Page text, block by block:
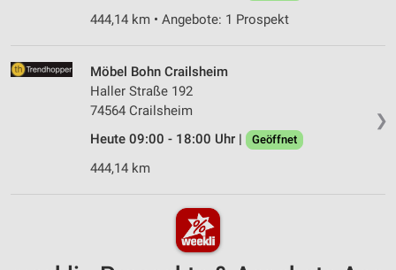
444,14 km • Angebote: 1 Prospekt
❯
Möbel Bohn Crailsheim
Haller Straße 192
74564 Crailsheim
Heute 09:00 - 18:00 Uhr |
Geöffnet
444,14 km